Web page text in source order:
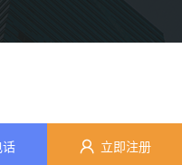
话 立即注册